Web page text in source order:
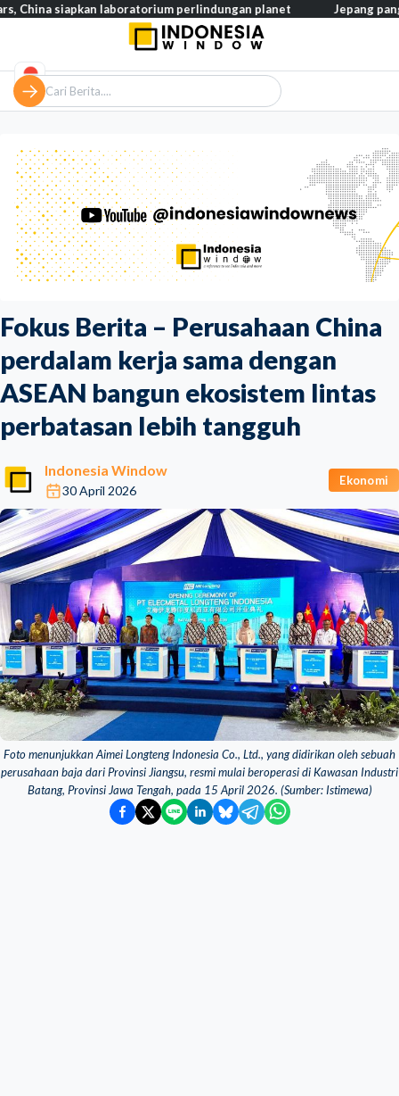
Fokus Berita – Perusahaan China
perdalam kerja sama dengan
ASEAN bangun ekosistem lintas
perbatasan lebih tangguh
Indonesia Window
30 April 2026
Ekonomi
Foto menunjukkan Aimei Longteng Indonesia Co., Ltd., yang didirikan oleh sebuah
perusahaan baja dari Provinsi Jiangsu, resmi mulai beroperasi di Kawasan Industri
Batang, Provinsi Jawa Tengah, pada 15 April 2026. (Sumber: Istimewa)
laboratorium perlindungan planet Jepang pangkas